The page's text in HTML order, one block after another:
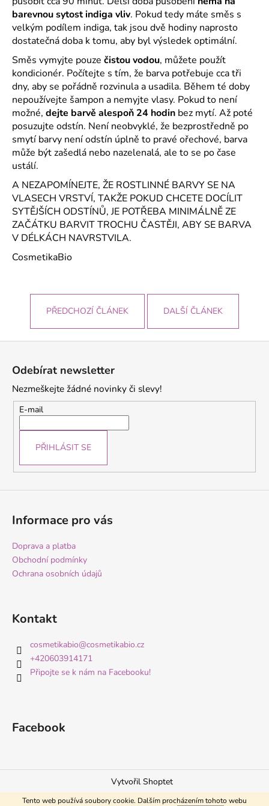
Tento web používá soubory cookie. Dalším procházením tohoto webu
barevnou sytost indiga vliv. Pokud tedy máte směs s
velkým podílem indiga, tak jsou dvě hodiny naprosto
dostatečná doba k tomu, aby byl výsledek optimální.
Směs vymyjte pouze čistou vodou, můžete použít
kondicionér. Počítejte s tím, že barva potřebuje cca tři
dny, aby se pořádně rozvinula a usadila. Během té doby
nepoužívejte šampon a nemyjte vlasy. Pokud to není
možné, dejte barvě alespoň 24 hodin bez mytí. Až poté
posuzujte odstín. Není neobvyklé, že bezprostředně po
smytí barvy není odstín úplně to pravé ořechové, barva
může být zašedlá nebo nazelenalá, ale to se po čase
ustálí.
A NEZAPOMÍNEJTE, ŽE ROSTLINNÉ BARVY SE NA
VLASECH VRSTVÍ, TAKŽE POKUD CHCETE DOCÍLIT
SYTĚJŠÍCH ODSTÍNŮ, JE POTŘEBA MINIMÁLNĚ ZE
ZAČÁTKU BARVIT TROCHU ČASTĚJI, ABY SE BARVA
V DÉLKÁCH NAVRSTVILA.
CosmetikaBio
PŘEDCHOZÍ ČLÁNEK DALŠÍ ČLÁNEK
Odebírat newsletter
Nezmeškejte žádné novinky či slevy!
E-mail
PŘIHLÁSIT SE
Informace pro vás
Doprava a platba
Obchodní podmínky
Ochrana osobních údajů
Kontakt
cosmetikabio@cosmetikabio.cz
+420603914171
Připojte se k nám na Facebooku!
Facebook
Vytvořil Shoptet
Copyright 2026Česká přírodní kosmetika CosmetikaBio.